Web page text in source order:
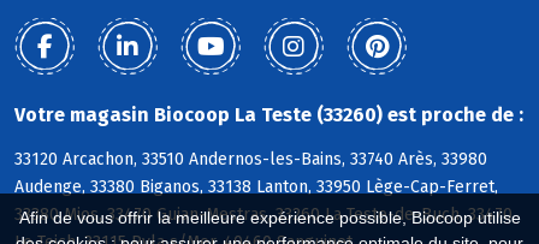
Afin de vous offrir la meilleure expérience possible, Biocoop utilise
Votre magasin Biocoop La Teste (33260) est proche de :
33120 Arcachon, 33510 Andernos-les-Bains, 33740 Arès, 33980
Audenge, 33380 Biganos, 33138 Lanton, 33950 Lège-Cap-Ferret,
33380 Mios, 33470 Gujan-Mestras, 33260 La Teste-de-Buch, 33470